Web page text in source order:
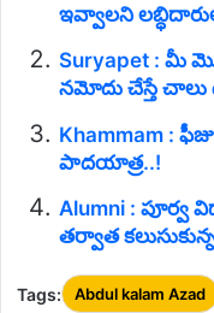
ఇవ్వాలని
Suryapet : మీ
నమోదు చేస్తే చాలు
Khammam :
పాదయాత్ర..!
Alumni : పూర్వ
తర్వాత
Tags: Abdul kalam Azad